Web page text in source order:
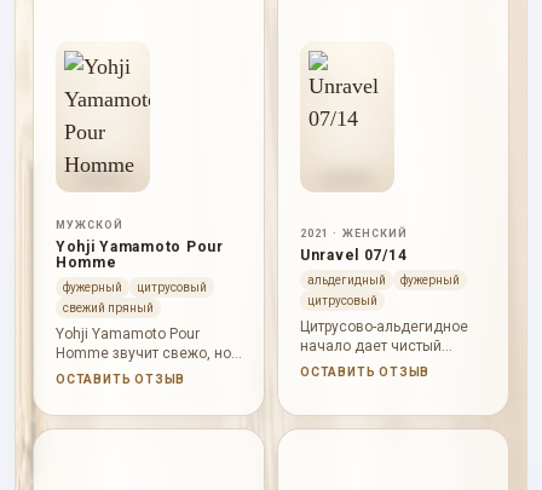
МУЖСКОЙ
Yohji Yamamoto Pour
Homme
фужерный
цитрусовый
свежий пряный
Yohji Yamamoto Pour
Homme звучит свежо, но
не просто. Юзу, перец,
цитрусово-фруктовый
старт с пряным краем,
ОСТАВИТЬ ОТЗЫВ
2021 · ЖЕНСКИЙ
Unravel 07/14
альдегидный
фужерный
цитрусовый
Цитрусово-альдегидное
начало дает чистый
блеск, ирис и фрезия
ОСТАВИТЬ ОТЗЫВ